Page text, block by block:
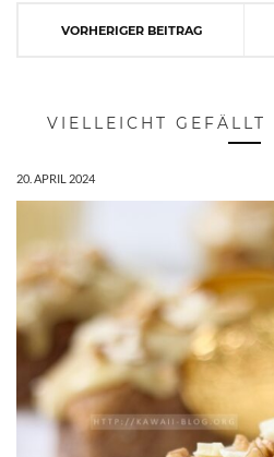
VORHERIGER BEITRAG
VIELLEICHT
20. APRIL 2024